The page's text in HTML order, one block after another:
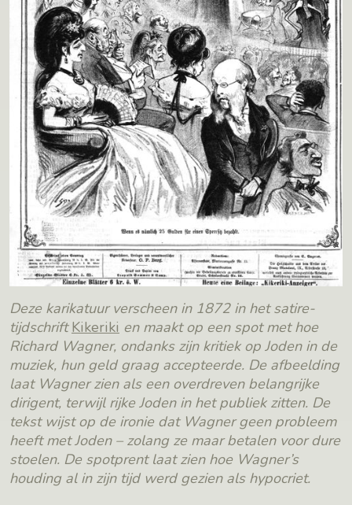
Deze karikatuur verscheen in 1872 in het satire-
tijdschriftKikeriki en maakt op een spot met hoe
Richard Wagner, ondanks zijn kritiek op Joden in de
muziek, hun geld graag accepteerde. De afbeelding
laat Wagner zien als een overdreven belangrijke
dirigent, terwijl rijke Joden in het publiek zitten. De
tekst wijst op de ironie dat Wagner geen probleem
heeft met Joden – zolang ze maar betalen voor dure
stoelen. De spotprent laat zien hoe Wagner’s
houding al in zijn tijd werd gezien als hypocriet.